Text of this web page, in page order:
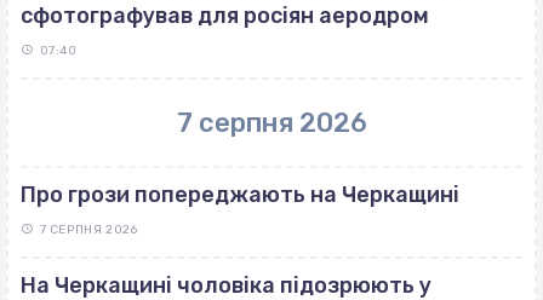
сфотографував для росіян аеродром
07:40
7 серпня 2026
Про грози попереджають на Черкащині
7 СЕРПНЯ 2026
На Черкащині чоловіка підозрюють у